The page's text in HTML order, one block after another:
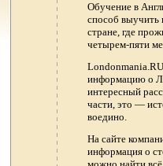
Обучение в
способ выучить
стране, где
четырем-пяти
информацию о
интересный
части, это —
воедино.
На сайте
информация о